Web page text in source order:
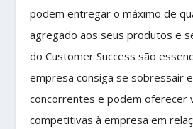
podem entregar o máximo de
agregado aos seus produtos e
do Customer Success são
empresa consiga se sobressair
concorrentes e podem oferecer
competitivas à empresa em